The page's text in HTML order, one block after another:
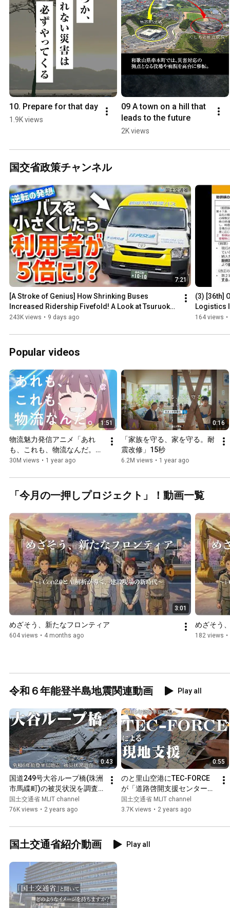
10. Prepare for that day
1.9K views
09 A town on a hill that
leads to the future
2K views
国交省政策チャンネル
7:21
[A Stroke of Genius] How Shrinking Buses
Increased Ridership Fivefold! A Look at Tsuruoka
City's ...
243K views • 9 days ago
(3) [36th]
Logistics
164 views •
Popular videos
1:51
物流魅力発信アニメ「あれ
も、これも、物流なんだ。」
110秒
30M views • 1 year ago
0:16
「家族を守る、家を守る。耐
震改修」15秒
6.2M views • 1 year ago
「今月の一押しプロジェクト」！動画一覧
3:01
めざそう、新たなフロンティア
604 views • 4 months ago
めざそう
182 views •
令和６年能登半島地震関連動画 Play all
0:43
国道249号大谷ループ橋(珠洲
市馬緤町)の被災状況を調査
【令和6年能登半島地震　被
災状況調査】
国土交通省 MLIT channel
76K views • 2 years ago
0:55
のと里山空港にTEC-FORCE
が「道路啓開支援センター」
を開設【令和6年能登半島地
震　災害対策支援】
国土交通省 MLIT channel
3.7K views • 2 years ago
国土交通省紹介動画 Play all